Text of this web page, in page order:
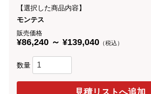
【選択した商品内容】
モンテス
販売価格
¥86,240 ～ ¥139,040（税込）
数量